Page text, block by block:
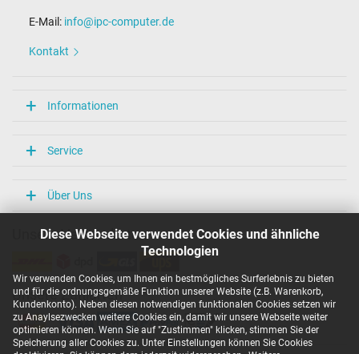
Diese Webseite verwendet Cookies und ähnliche
Technologien
Wir verwenden Cookies, um Ihnen ein bestmögliches Surferlebnis zu bieten
und für die ordnungsgemäße Funktion unserer Website (z.B. Warenkorb,
Kundenkonto). Neben diesen notwendigen funktionalen Cookies setzen wir
zu Anaylsezwecken weitere Cookies ein, damit wir unsere Webseite weiter
optimieren können. Wenn Sie auf "Zustimmen" klicken, stimmen Sie der
Speicherung aller Cookies zu. Unter Einstellungen können Sie Cookies
CE
N
weiteren Fragen im Bezug auf USB-C Ladekabel oder anderen
verschiedenen Themen in unserem eigenen
Power für dein MacBook Pro
USB-C Netzteil. Ob im Home-Office, im Büro oder auf Reisen
– dieser Adapter garantiert schnelles und effizientes
Aufladen.
Highlights:
E-Mail: info@ipc-computer.de
Kontakt
Informationen
Service
Über Uns
Unsere Versandarten
Unsere Zahlarten